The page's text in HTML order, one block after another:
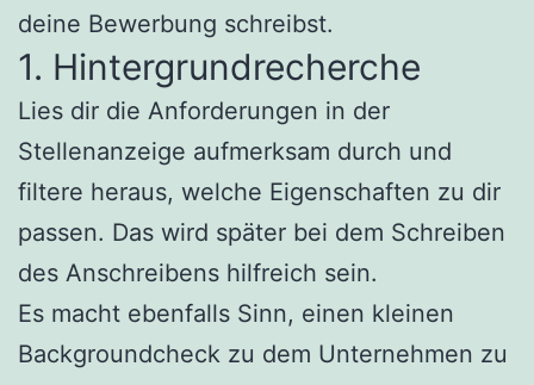
deine Bewerbung schreibst.
1. Hintergrundrecherche
Lies dir die Anforderungen in der
Stellenanzeige aufmerksam durch und
filtere heraus, welche Eigenschaften zu dir
passen. Das wird später bei dem Schreiben
des Anschreibens hilfreich sein.
Es macht ebenfalls Sinn, einen kleinen
Backgroundcheck zu dem Unternehmen zu